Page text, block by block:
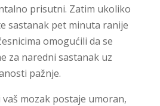
prisutni. Zatim ukoliko
sastanak pet minuta ranije
omogućili da se
za naredni sastanak uz
pažnje.
vaš mozak postaje umoran,